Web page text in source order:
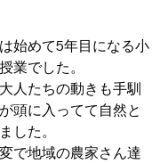
始めて5年目になる小
業でした。
人たちの動きも手馴
頭に入ってて自然と
した。
で地域の農家さん達